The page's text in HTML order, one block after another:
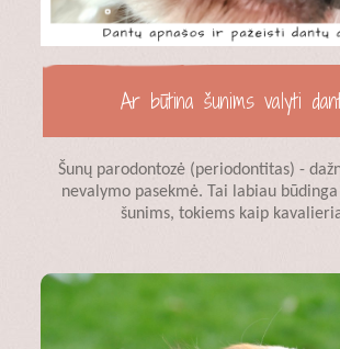
Ar būtina šunims valyti
Šunų parodontozė (periodontitas) -
nevalymo pasekmė. Tai labiau
šunims, tokiems kaip